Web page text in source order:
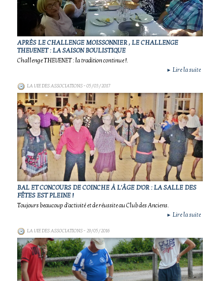
APRÈS LE CHALLENGE MOISSONNIER , LE CHALLENGE
THEVENET : LA SAISON BOULISTIQUE
Challenge THEVENET : la tradition continue !.
► Lire la suite
LA VIE DES ASSOCIATIONS- 05/03/2017
BAL ET CONCOURS DE COINCHE À L'ÂGE D'OR : LA SALLE DES
FÊTES EST PLEINE !
Toujours beaucoup d'activité et de réussite au Club des Anciens.
► Lire la suite
LA VIE DES ASSOCIATIONS- 29/05/2016